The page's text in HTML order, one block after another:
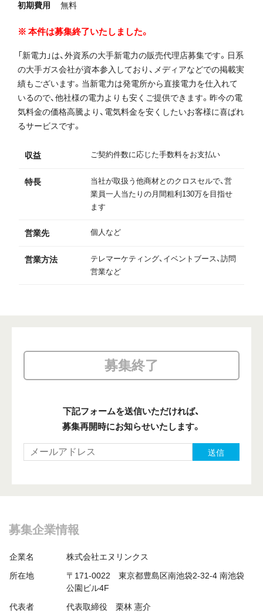
初期費用
無料
本件は募集終了いたしました。
「新電力」は、外資系の大手新電力の販売代理店募集です。日系
の大手ガス会社が資本参入しており、メディアなどでの掲載実
績もございます。当新電力は発電所から直接電力を仕入れて
いるので、他社様の電力よりも安くご提供できます。昨今の電
気料金の価格高騰より、電気料金を安くしたいお客様に喜ばれ
るサービスです。
収益 ご契約件数に応じた手数料をお支払い
特長
当社が取扱う他商材とのクロスセルで、営
業員一人当たりの月間粗利130万を目指せ
ます
営業先 個人など
営業方法
テレマーケティング、イベントブース、訪問
営業など
募集終了
下記フォームを送信いただければ、
募集再開時にお知らせいたします。
送信
募集企業情報
企業名
株式会社エヌリンクス
所在地
〒171-0022 東京都豊島区南池袋2-32-4 南池袋
公園ビル4F
代表者
代表取締役 栗林 憲介